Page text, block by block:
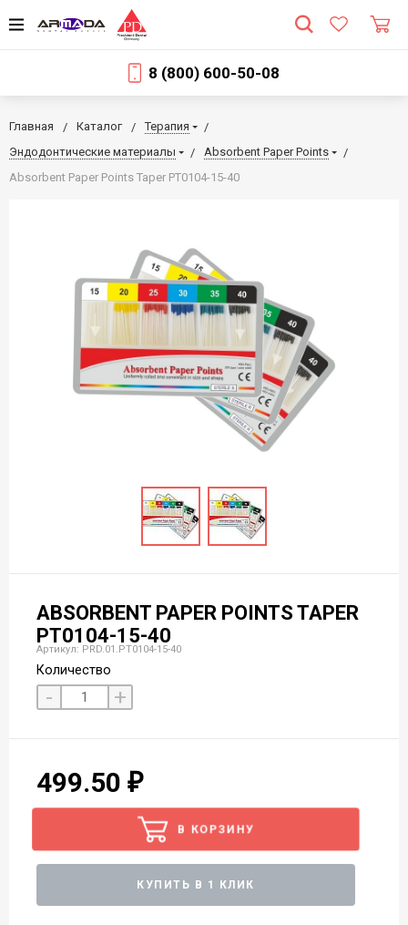
8 (800) 600-50-08
Главная Каталог
Терапия
Эндодонтические материалы
Absorbent Paper Points
Absorbent Paper Points Taper PT0104-15-40
ABSORBENT PAPER POINTS TAPER
PT0104-15-40
Артикул: PRD.01.РТ0104-15-40
Количество
- +
499.50
В КОРЗИНУ
КУПИТЬ В 1 КЛИК